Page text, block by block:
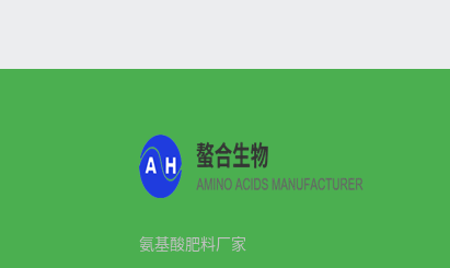
氨基酸肥料厂家